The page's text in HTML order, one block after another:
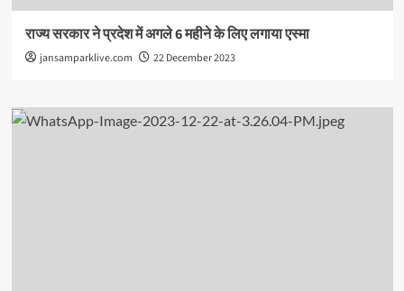
राज्य सरकार ने प्रदेश में अगले 6 महीने के लिए लगाया एस्मा
jansamparklive.com 22 December 2023